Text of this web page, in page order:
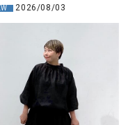
2026/08/03